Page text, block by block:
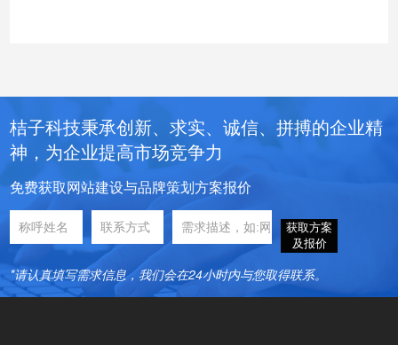
桔子科技秉承创新、求实、诚信、拼搏的企业精
神，为企业提高市场竞争力
免费获取网站建设与品牌策划方案报价
获取方案
及报价
*请认真填写需求信息，我们会在24小时内与您取得联系。